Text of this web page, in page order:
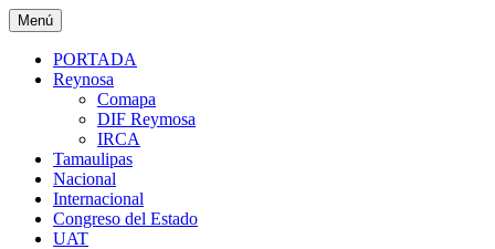
Saltar
al
contenido
Menú
PORTADA
Reynosa
Comapa
DIF Reymosa
IRCA
Tamaulipas
Nacional
Internacional
Congreso del Estado
UAT